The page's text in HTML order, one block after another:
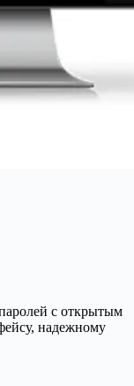
с открытым
надежному